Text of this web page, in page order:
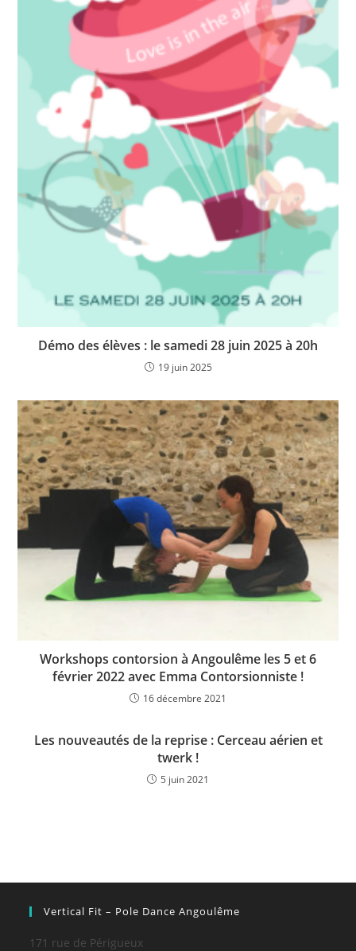
Démo des élèves : le samedi 28 juin 2025 à 20h
19 juin 2025
Workshops contorsion à Angoulême les 5 et 6
février 2022 avec Emma Contorsionniste !
16 décembre 2021
Les nouveautés de la reprise : Cerceau aérien et
twerk !
5 juin 2021
Vertical Fit – Pole Dance Angoulême
171 rue de Périgueux